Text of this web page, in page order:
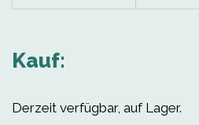
Kauf:
Derzeit verfügbar, auf Lager.